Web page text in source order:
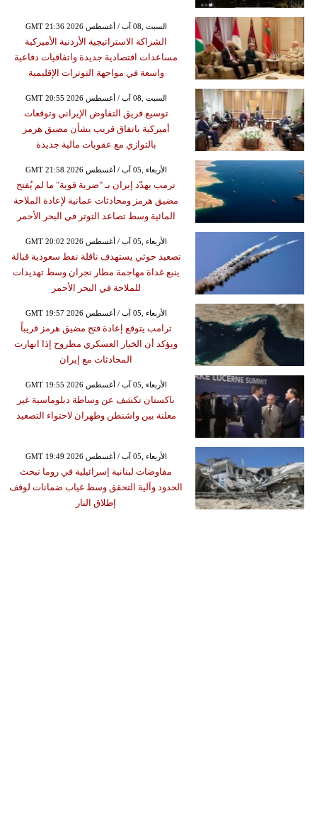
GMT 21:36 2026 السبت ,08 آب / أغسطس
الشراكة الاستراتيجية الأردنية الأميركية
مساعدات اقتصادية جديدة واتفاقيات دفاعية
واسعة في مواجهة التوترات الإقليمية
GMT 20:55 2026 السبت ,08 آب / أغسطس
توسيع فريق التفاوض الإيراني وتوقعات
أميركية باتفاق قريب بشأن مضيق هرمز
بالتوازي مع عقوبات مالية جديدة
GMT 21:58 2026 الأربعاء ,05 آب / أغسطس
ترمب يهدّد إيران بـ "ضربة قوية" ما لم يُفتح
مضيق هرمز ومحادثات عمانية لإعادة الملاحة
المائية وسط تصاعد التوتر في البحر الأحمر
GMT 20:02 2026 الأربعاء ,05 آب / أغسطس
تصعيد حوثي يستهدف ناقلة نفط سعودية قبالة
ينبع غداة مهاجمة مطار نجران وسط تهديدات
للملاحة في البحر الأحمر
GMT 19:57 2026 الأربعاء ,05 آب / أغسطس
ترامب يتوقع إعادة فتح مضيق هرمز قريباً
ويؤكد أن الخيار العسكري مطروح إذا انهارت
المحادثات مع إيران
GMT 19:55 2026 الأربعاء ,05 آب / أغسطس
باكستان تكشف عن وساطة دبلوماسية غير
معلنة بين واشنطن وطهران لاحتواء التصعيد
GMT 19:49 2026 الأربعاء ,05 آب / أغسطس
مفاوضات لبنانية إسرائيلية في روما تبحث
الحدود وآلية التحقق وسط غياب ضمانات لوقف
إطلاق النار